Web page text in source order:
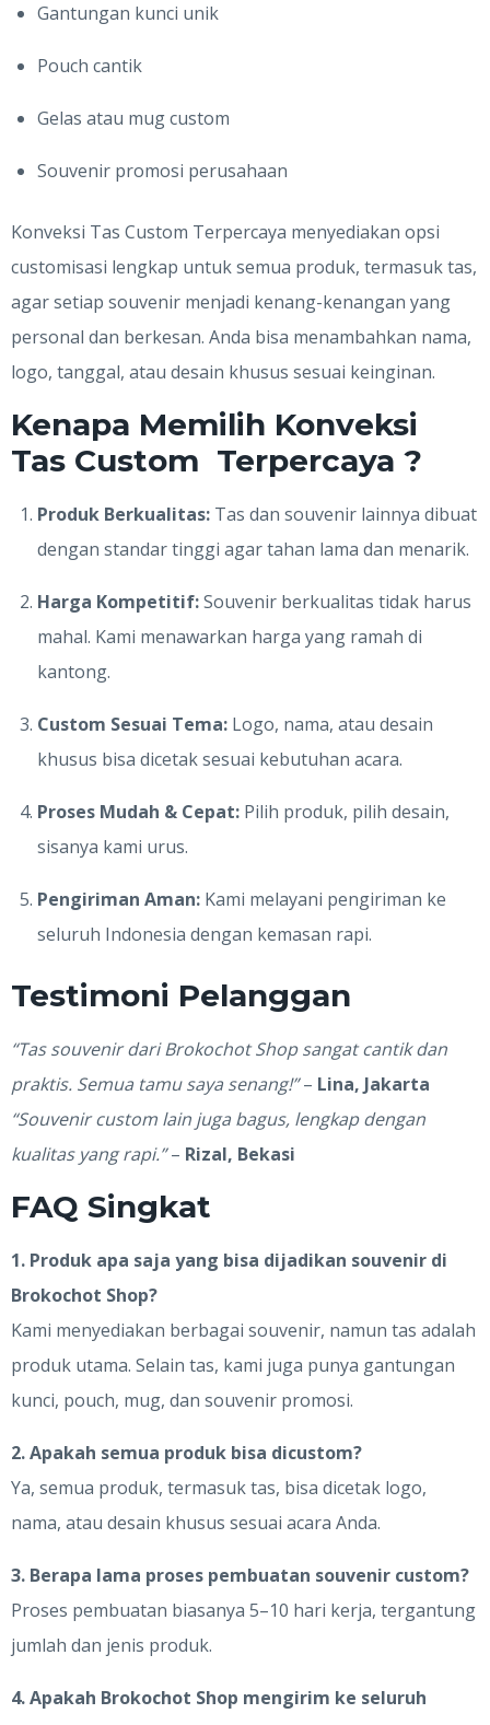
Gantungan kunci unik
Pouch cantik
Gelas atau mug custom
Souvenir promosi perusahaan
Konveksi Tas Custom Terpercaya menyediakan opsi
customisasi lengkap untuk semua produk, termasuk tas,
agar setiap souvenir menjadi kenang-kenangan yang
personal dan berkesan. Anda bisa menambahkan nama,
logo, tanggal, atau desain khusus sesuai keinginan.
Kenapa Memilih Konveksi
Tas Custom Terpercaya ?
Produk Berkualitas: Tas dan souvenir lainnya dibuat
dengan standar tinggi agar tahan lama dan menarik.
Harga Kompetitif:Souvenir berkualitas tidak harus
mahal. Kami menawarkan harga yang ramah di
kantong.
Custom Sesuai Tema: Logo, nama, atau desain
khusus bisa dicetak sesuai kebutuhan acara.
Proses Mudah & Cepat: Pilih produk, pilih desain,
sisanya kami urus.
Pengiriman Aman: Kami melayani pengiriman ke
seluruh Indonesia dengan kemasan rapi.
Testimoni Pelanggan
“Tas souvenir dari Brokochot Shop sangat cantik dan
praktis. Semua tamu saya senang!”– Lina, Jakarta
“Souvenir custom lain juga bagus, lengkap dengan
kualitas yang rapi.”– Rizal, Bekasi
FAQ Singkat
1. Produk apa saja yang bisa dijadikan souvenir di
Brokochot Shop?
Kami menyediakan berbagai souvenir, namun tas adalah
produk utama. Selain tas, kami juga punya gantungan
kunci, pouch, mug, dan souvenir promosi.
2. Apakah semua produk bisa dicustom?
Ya, semua produk, termasuk tas, bisa dicetak logo,
nama, atau desain khusus sesuai acara Anda.
3. Berapa lama proses pembuatan souvenir custom?
Proses pembuatan biasanya 5–10 hari kerja, tergantung
jumlah dan jenis produk.
4. Apakah Brokochot Shop mengirim ke seluruh